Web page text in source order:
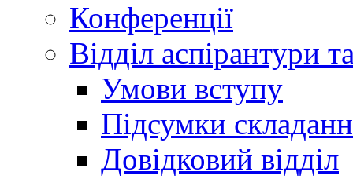
Конференції
Відділ аспірантури
Умови вступу
Підсумки
Довідковий відділ